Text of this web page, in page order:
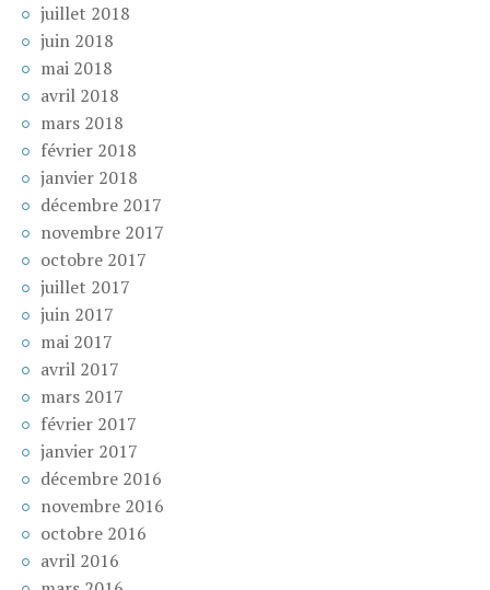
juillet 2018
juin 2018
mai 2018
avril 2018
mars 2018
février 2018
janvier 2018
décembre 2017
novembre 2017
octobre 2017
juillet 2017
juin 2017
mai 2017
avril 2017
mars 2017
février 2017
janvier 2017
décembre 2016
novembre 2016
octobre 2016
avril 2016